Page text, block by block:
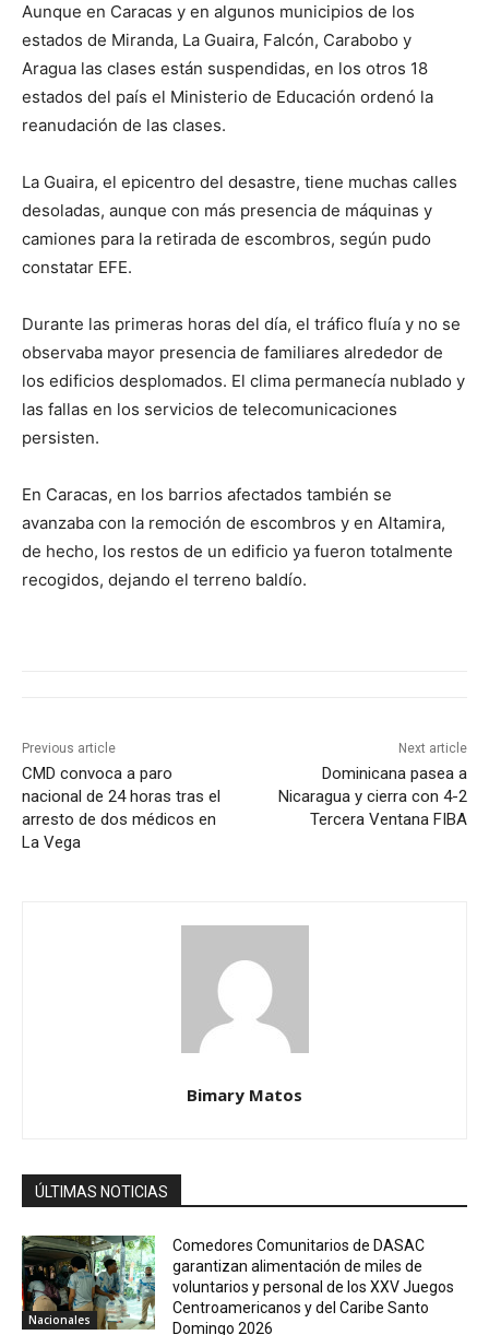
Aunque en Caracas y en algunos municipios de los
estados de Miranda, La Guaira, Falcón, Carabobo y
Aragua las clases están suspendidas, en los otros 18
estados del país el Ministerio de Educación ordenó la
reanudación de las clases.
La Guaira, el epicentro del desastre, tiene muchas calles
desoladas, aunque con más presencia de máquinas y
camiones para la retirada de escombros, según pudo
constatar EFE.
Durante las primeras horas del día, el tráfico fluía y no se
observaba mayor presencia de familiares alrededor de
los edificios desplomados. El clima permanecía nublado y
las fallas en los servicios de telecomunicaciones
persisten.
En Caracas, en los barrios afectados también se
avanzaba con la remoción de escombros y en Altamira,
de hecho, los restos de un edificio ya fueron totalmente
recogidos, dejando el terreno baldío.
Previous article
CMD convoca a paro
nacional de 24 horas tras el
arresto de dos médicos en
La Vega
Next article
Dominicana pasea a
Nicaragua y cierra con 4-2
Tercera Ventana FIBA
Bimary Matos
ÚLTIMAS NOTICIAS
Nacionales
Comedores Comunitarios de DASAC
garantizan alimentación de miles de
voluntarios y personal de los XXV Juegos
Centroamericanos y del Caribe Santo
Domingo 2026